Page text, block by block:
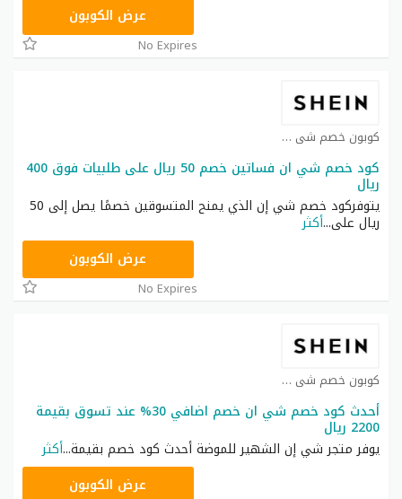
عرض الكوبون
No Expires
كوبون خصم شي ان كوبون
كود خصم شي ان فساتين خصم 50 ريال على طلبيات فوق 400
ريال
يتوفركود خصم شي إن الذي يمنح المتسوقين خصمًا يصل إلى 50
ريال على...أكثر
عرض الكوبون
No Expires
كوبون خصم شي ان كوبون
أحدث كود خصم شي ان خصم اضافي 30% عند تسوق بقيمة
2200 ريال
يوفر متجر شي إن الشهير للموضة أحدث كود خصم بقيمة...أكثر
عرض الكوبون